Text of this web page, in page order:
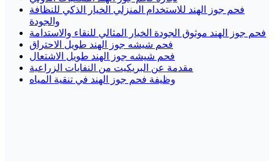
فحم جوز الهند للاستخدام المنزلي الخيار الذكي للنظافة
والجودة
فحم جوز الهند موثوق الجودة الخيار المثالي للنقاء والاستدامة
فحم شيشه جوز الهند طويل الاحتراق
فحم شيشه جوز الهند طويل الاشتعال
مقدمة عن البريكيت من النفايات الزراعية
وظيفة فحم جوز الهند في تنقية المياه